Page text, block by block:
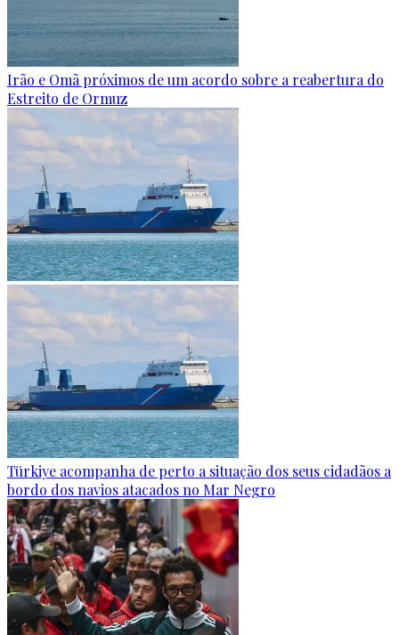
Irão e Omã próximos de um acordo sobre a reabertura do
Estreito de Ormuz
Türkiye acompanha de perto a situação dos seus cidadãos a
bordo dos navios atacados no Mar Negro